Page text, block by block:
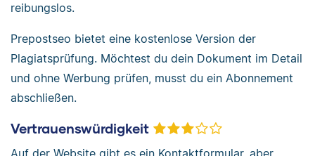
reibungslos.
Prepostseo bietet eine kostenlose Version der
Plagiatsprüfung. Möchtest du dein Dokument im Detail
und ohne Werbung prüfen, musst du ein Abonnement
abschließen.
Vertrauenswürdigkeit
Auf der Website gibt es ein Kontaktformular, aber